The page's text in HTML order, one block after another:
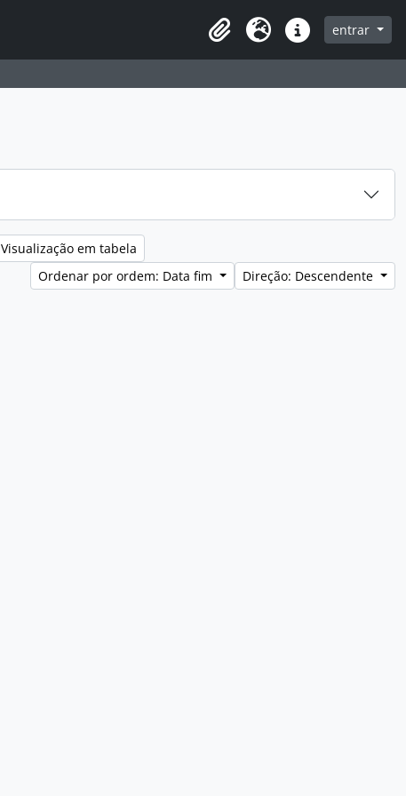
Clipboard
Idioma Ligações rápidas
entrar
Visualização em tabela
Ordenar por ordem: Data fim
Direção: Descendente